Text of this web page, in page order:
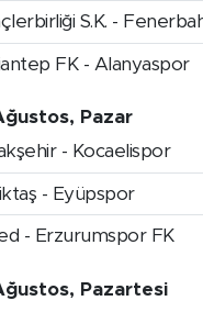
S.K. -
FK - Alanyaspor
Pazar
- Kocaelispor
- Eyüpspor
- Erzurumspor FK
Pazartesi